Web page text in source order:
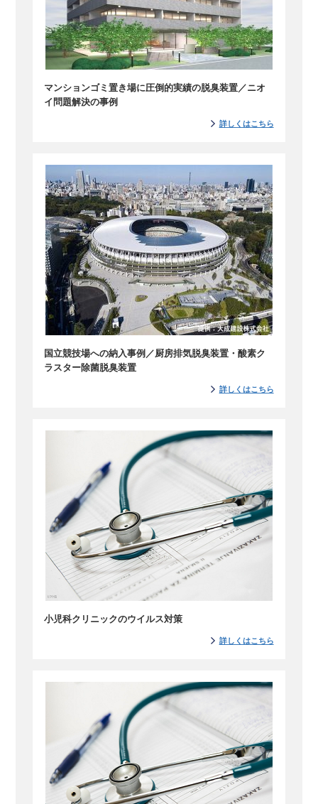
マンションゴミ置き場に圧倒的実績の脱臭装置／ニオ
イ問題解決の事例
詳しくはこちら
国立競技場への納入事例／厨房排気脱臭装置・酸素ク
ラスター除菌脱臭装置
詳しくはこちら
小児科クリニックのウイルス対策
詳しくはこちら